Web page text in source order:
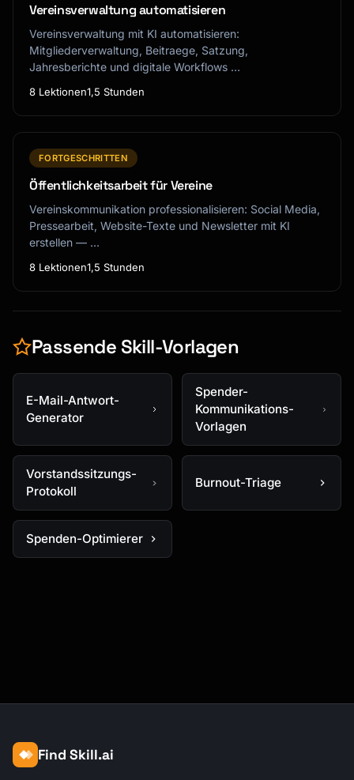
Vereinsverwaltung automatisieren
Vereinsverwaltung mit KI automatisieren:
Mitgliederverwaltung, Beitraege, Satzung,
Jahresberichte und digitale Workflows …
8 Lektionen1,5 Stunden
FORTGESCHRITTEN
Öffentlichkeitsarbeit für Vereine
Vereinskommunikation professionalisieren: Social Media,
Pressearbeit, Website-Texte und Newsletter mit KI
erstellen — …
8 Lektionen1,5 Stunden
Passende Skill-Vorlagen
E-Mail-Antwort-
Generator
Spender-
Kommunikations-
Vorlagen
Vorstandssitzungs-
Protokoll
Burnout-Triage
Spenden-Optimierer
Find Skill.ai